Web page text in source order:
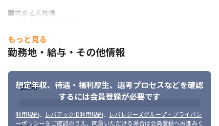
■求める人物像
・責任感を持って、主体的に業務に取り組んでいただける方
・業務に必要な知識や技術をキャッチアップしながら業務に取り
もっと見る
勤務地・給与・その他情報
想定年収、待遇・福利厚生、 選考プロセスなどを確認
するには会員登録が必要です
利用規約、 レバテックID利用規約、
レバレジーズグループ・プライバシ
ーポリシーをご確認のうえ、同意いただける場合は会員登録へお進みく
勤務地